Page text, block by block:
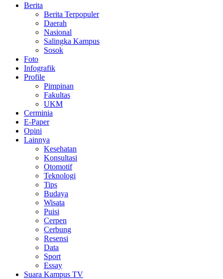
Berita
Berita Terpopuler
Daerah
Nasional
Salingka Kampus
Sosok
Foto
Infografik
Profile
Pimpinan
Fakultas
UKM
Cerminia
E-Paper
Opini
Lainnya
Kesehatan
Konsultasi
Otomotif
Teknologi
Tips
Budaya
Wisata
Puisi
Cerpen
Cerbung
Resensi
Data
Sport
Essay
Suara Kampus TV